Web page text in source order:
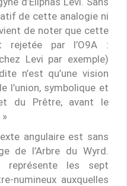
de cette analogie ni
de noter que cette
rejetée par l’O9A :
Levi par exemple)
n’est qu’une vision
l’union, symbolique et
du Prêtre, avant le
»
angulaire est sans
de l’Arbre du Wyrd.
représente les sept
numineux auxquelles